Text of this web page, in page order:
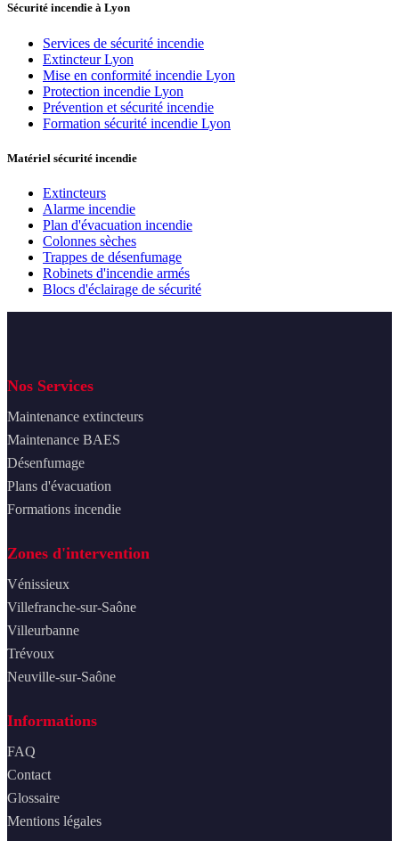
Sécurité incendie à Lyon
Services de sécurité incendie
Extincteur Lyon
Mise en conformité incendie Lyon
Protection incendie Lyon
Prévention et sécurité incendie
Formation sécurité incendie Lyon
Matériel sécurité incendie
Extincteurs
Alarme incendie
Plan d'évacuation incendie
Colonnes sèches
Trappes de désenfumage
Robinets d'incendie armés
Blocs d'éclairage de sécurité
Nos Services
Maintenance extincteurs
Maintenance BAES
Désenfumage
Plans d'évacuation
Formations incendie
Zones d'intervention
Vénissieux
Villefranche-sur-Saône
Villeurbanne
Trévoux
Neuville-sur-Saône
Informations
FAQ
Contact
Glossaire
Mentions légales